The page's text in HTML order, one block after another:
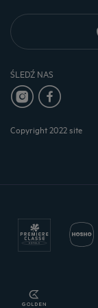
ŚLEDŹ NAS
Copyright 2022 site